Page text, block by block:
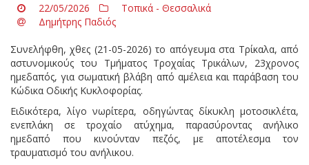
22/05/2026
Τοπικά - Θεσσαλικά
Δημήτρης Παδιός
Συνελήφθη, χθες (21-05-2026) το απόγευμα στα Τρίκαλα, από
αστυνομικούς του Τμήματος Τροχαίας Τρικάλων, 23χρονος
ημεδαπός, για σωματική βλάβη από αμέλεια και παράβαση του
Κώδικα Οδικής Κυκλοφορίας.
Ειδικότερα, λίγο νωρίτερα, οδηγώντας δίκυκλη μοτοσικλέτα,
ενεπλάκη σε τροχαίο ατύχημα, παρασύροντας ανήλικο
ημεδαπό που κινούνταν πεζός, με αποτέλεσμα τον
τραυματισμό του ανήλικου.